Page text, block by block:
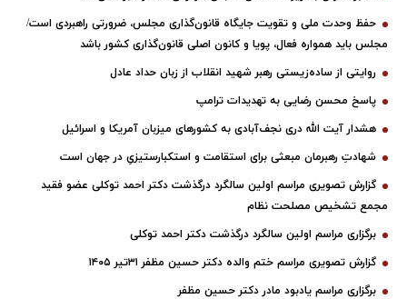
حفظ وحدت ملی و تقویت جایگاه قانون‌گذاری مجلس، ضرورتی راهبردی است/
مجلس باید همواره فعال، پویا و کانون اصلی قانون‌گذاری کشور باشد
روایتی از ساده‌زیستی رهبر شهید انقلاب از زبان حداد عادل
پاسخ محسن رضایی به تهدیدات ترامپ
هشدار آیت الله دری نجف‌آبادی به کشورهای میزبان آمریکا و اسرائیل
شهادتِ رهبرمان مبعثی برای استقامت و استکبارستیزیِ در جهان است
گزارش تصویری مراسم اولین سالگرد درگذشت دکتر احمد توکلی عضو فقید
مجمع تشخیص مصلحت نظام
برگزاری مراسم اولین سالگرد درگذشت دکتر احمد توکلی
گزارش تصویری مراسم ختم والده دکتر حسین مظفر ۳۱تیر ۱۴۰۵
برگزاری مراسم یادبود مادر دکتر حسین مظفر